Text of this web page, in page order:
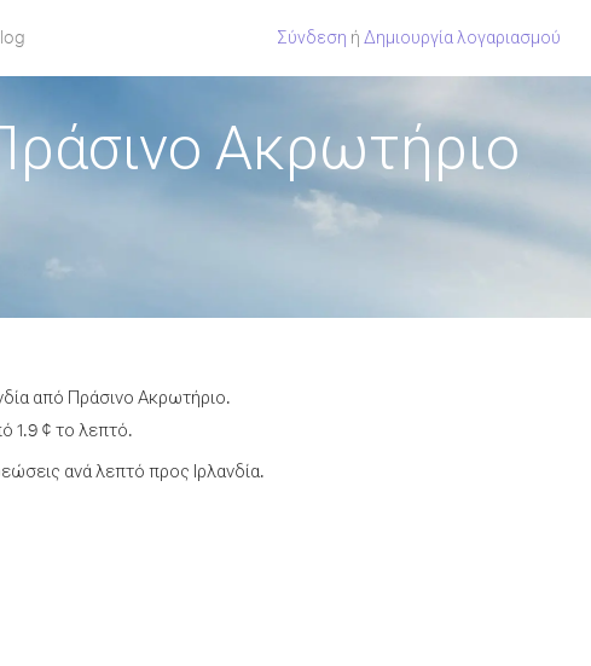
Σύνδεση ή Δημιουργία λογαριασμού
Ακρωτήριο
από Πράσινο Ακρωτήριο.
1.9 ¢ το λεπτό.
ανά λεπτό προς Ιρλανδία.